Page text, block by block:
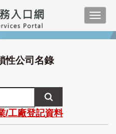
性公司名錄
/工廠登記資料